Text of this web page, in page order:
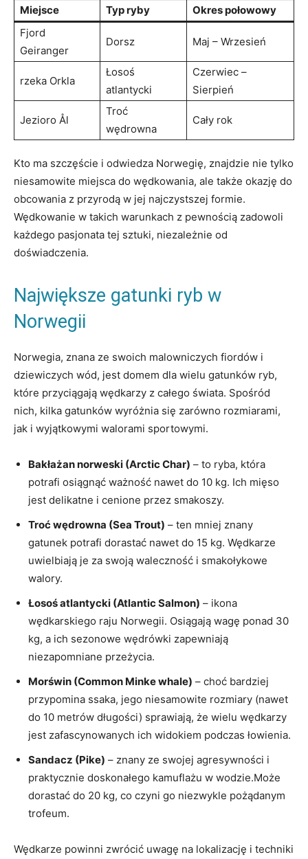
Miejsce Typ ryby
Okres połowowy
Fjord
Geiranger
Dorsz Maj – Wrzesień
rzeka Orkla
Łosoś
atlantycki
Czerwiec –
Sierpień
Jezioro Ål
Troć
wędrowna
Cały rok
Kto ma szczęście i odwiedza Norwegię, znajdzie nie tylko
niesamowite miejsca do wędkowania, ale także okazję do
obcowania z przyrodą w jej najczystszej formie.
Wędkowanie w takich warunkach z pewnością zadowoli
każdego pasjonata tej sztuki, niezależnie od
doświadczenia.
Największe gatunki ryb w
Norwegii
Norwegia, znana ze swoich malowniczych fiordów i
dziewiczych wód, jest domem dla wielu gatunków ryb,
które przyciągają wędkarzy z całego świata. Spośród
nich, kilka gatunków wyróżnia się zarówno rozmiarami,
jak i wyjątkowymi walorami sportowymi.
Bakłażan norweski (Arctic Char) – to ryba, która
potrafi osiągnąć ważność nawet do 10 kg. Ich mięso
jest delikatne i cenione przez smakoszy.
Troć wędrowna (Sea Trout) – ten mniej znany
gatunek potrafi dorastać nawet do 15 kg. Wędkarze
uwielbiają je za swoją waleczność i smakołykowe
walory.
Łosoś atlantycki (Atlantic Salmon) – ikona
wędkarskiego raju Norwegii. Osiągają wagę ponad 30
kg, a ich sezonowe wędrówki zapewniają
niezapomniane przeżycia.
Morświn (Common Minke whale) – choć bardziej
przypomina ssaka, jego niesamowite rozmiary (nawet
do 10 metrów długości) sprawiają, że wielu wędkarzy
jest zafascynowanych ich widokiem podczas łowienia.
Sandacz (Pike) – znany ze swojej agresywności i
praktycznie doskonałego kamuflażu w wodzie.Może
dorastać do 20 kg, co czyni go niezwykle pożądanym
trofeum.
Wędkarze powinni zwrócić uwagę na lokalizację i techniki